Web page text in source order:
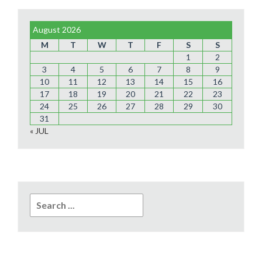
August 2026
M
T W T F S
S
1
2
3
4 5 6 7 8
9
10
11 12 13 14 15
16
17
18 19 20 21 22
23
24
25 26 27 28 29
30
31
« JUL
for: